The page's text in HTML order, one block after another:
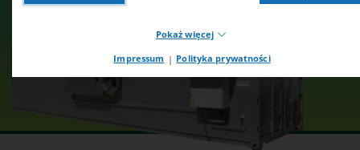
Pokaż więcej
Niezbędne pliki cookie zapewniają podstawowe funkcje naszej
witryny. Bez tych plików cookie nie można na przykład korzystać
z funkcji sklepu lub logowania. W związku z tym witryna nie
będzie działać prawidłowo bez tych plików cookie.
Impressum | Polityka prywatności